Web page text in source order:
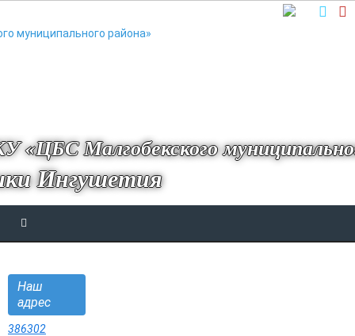
«ЦБС Малгобекского
Ингушетия
Наш
адрес
386302